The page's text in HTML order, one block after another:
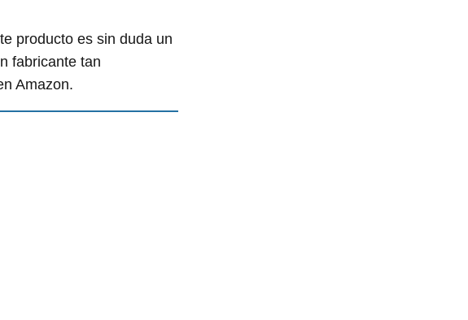
producto es sin duda un
fabricante tan
Amazon.